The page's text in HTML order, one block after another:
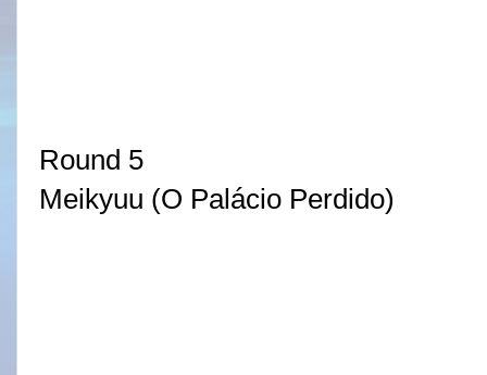
Round 5
Meikyuu (O Palácio Perdido)